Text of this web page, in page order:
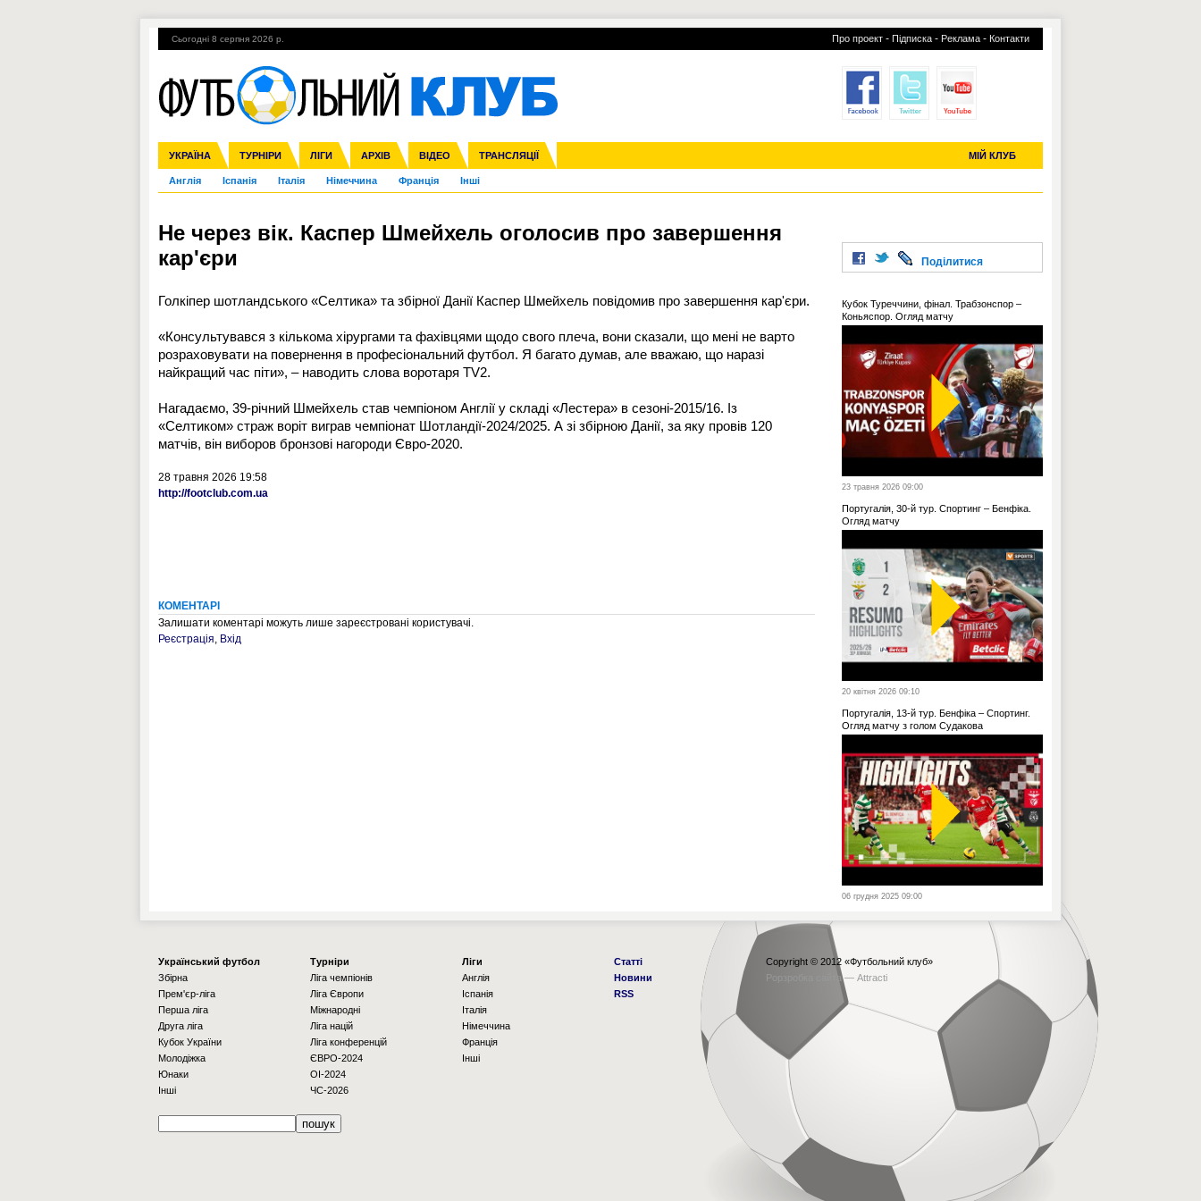
Сьогодні 8 серпня 2026 р. Про проект - Підписка - Реклама - Контакти
УКРАЇНА ТУРНІРИ ЛІГИ АРХІВ ВІДЕО ТРАНСЛЯЦІЇ МІЙ КЛУБ
Збірна Прем'єр-ліга Перша ліга Друга ліга Кубок України Молодіжка
Ліга чемпіонів Ліга Європи Міжнародні Ліга націй Ліга конференцій
Англія Іспанія Італія Німеччина Франція Інші
ЧС-2014 ЄВРО-2016 Росія Кубок конфедерацій ЧЄ-2015 (U-21)
Гарячі теми УПЛ, 2-й тур ВІЙНА УПЛ-ПЕРЕХОДИ УСІ ТРАНСФЕРИ
Не через вік. Каспер Шмейхель оголосив про завершення
кар'єри
Голкіпер шотландського «Селтика» та збірної Данії Каспер Шмейхель повідомив про завершення кар'єри.
«Консультувався з кількома хірургами та фахівцями щодо свого плеча, вони сказали, що мені не варто
розраховувати на повернення в професіональний футбол. Я багато думав, але вважаю, що наразі
найкращий час піти», – наводить слова воротаря TV2.
Нагадаємо, 39-річний Шмейхель став чемпіоном Англії у складі «Лестера» в сезоні-2015/16. Із
«Селтиком» страж воріт виграв чемпіонат Шотландії-2024/2025. А зі збірною Данії, за яку провів 120
матчів, він виборов бронзові нагороди Євро-2020.
28 травня 2026 19:58
http://footclub.com.ua
КОМЕНТАРІ
Залишати коментарі можуть лише зареєстровані користувачі.
Реєстрація, Вхід
Поділитися
Кубок Туреччини, фінал. Трабзонспор –
Коньяспор. Огляд матчу
23 травня 2026 09:00
Португалія, 30-й тур. Спортинг – Бенфіка.
Огляд матчу
20 квітня 2026 09:10
Португалія, 13-й тур. Бенфіка – Спортинг.
Огляд матчу з голом Судакова
06 грудня 2025 09:00
Українcький футбол
Збірна
Прем'єр-ліга
Перша ліга
Друга ліга
Кубок України
Молодіжка
Юнаки
Інші
Турніри
Ліга чемпіонів
Ліга Європи
Міжнародні
Ліга націй
Ліга конференцій
ЄВРО-2024
OI-2024
ЧС-2026
Ліги
Англія
Іспанія
Італія
Німеччина
Франція
Інші
Статті
Новини
RSS
Copyright © 2012 «Футбольний клуб»
Рорзробка сайта — Attracti